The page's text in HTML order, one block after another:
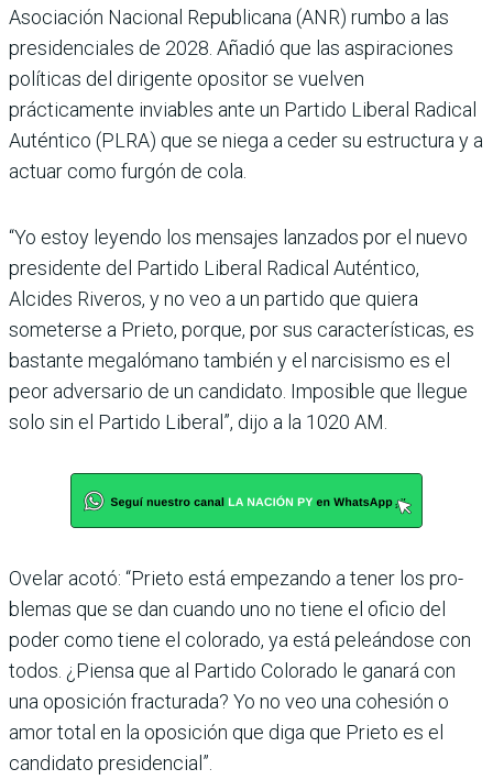
Asociación Nacio­nal Republicana (ANR) rumbo a las
presidenciales de 2028. Añadió que las aspiraciones
políticas del dirigente oposi­tor se vuelven
prácticamente inviables ante un Partido Libe­ral Radical
Auténtico (PLRA) que se niega a ceder su estruc­tura y a
actuar como furgón de cola.
“Yo estoy leyendo los mensa­jes lanzados por el nuevo
presi­dente del Partido Liberal Radi­cal Auténtico,
Alcides Riveros, y no veo a un partido que quiera
someterse a Prieto, porque, por sus características, es
bastante megalómano también y el nar­cisismo es el
peor adversario de un candidato. Imposible que llegue
solo sin el Partido Libe­ral”, dijo a la 1020 AM.
Ovelar acotó: “Prieto está empezando a tener los pro­
blemas que se dan cuando uno no tiene el oficio del
poder como tiene el colorado, ya está peleándose con
todos. ¿Piensa que al Partido Colo­rado le ganará con
una opo­sición fracturada? Yo no veo una cohesión o
amor total en la oposición que diga que Prieto es el
candidato presidencial”.